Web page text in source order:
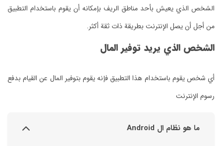
الشخص الذي يعيش بأحد مناطق الريف بإمكانه أن يقوم باستخدام التطبيق
من أجل أن يصل الإنترنت بطريقة ذات ثقة أكثر.
الشخص الذي يريد توفير المال
أي شخص يقوم باستخدام هذا التطبيق فإنه يقوم بتوفير المال عن القيام بدفع
رسوم الإنترنت
ما هو نظام ال Android